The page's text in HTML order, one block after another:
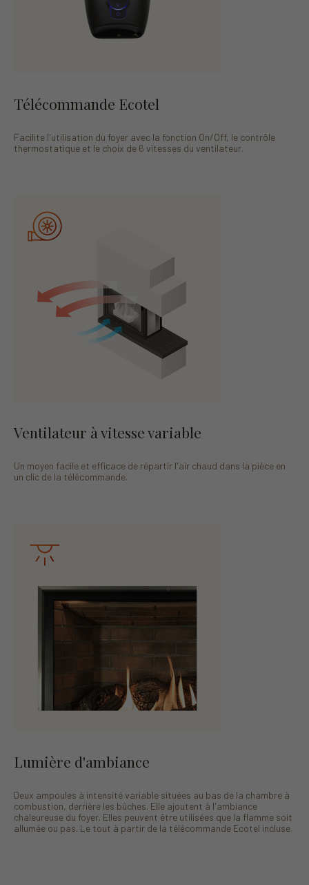
Télécommande Ecotel
Facilite l'utilisation du foyer avec la fonction On/Off, le contrôle
thermostatique et le choix de 6 vitesses du ventilateur.
Ventilateur à vitesse variable
Un moyen facile et efficace de répartir l'air chaud dans la pièce en
un clic de la télécommande.
Lumière d'ambiance
Deux ampoules à intensité variable situées au bas de la chambre à
combustion, derrière les bûches. Elle ajoutent à l'ambiance
chaleureuse du foyer. Elles peuvent être utilisées que la flamme soit
allumée ou pas. Le tout à partir de la télécommande Ecotel incluse.